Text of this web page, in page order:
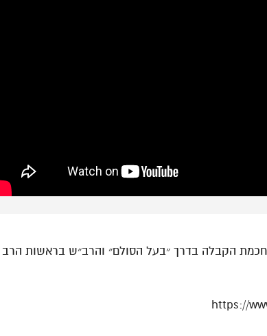
הקבלה בדרך ״בעל הסולם״ והרב״ש בראשות הרב
https://